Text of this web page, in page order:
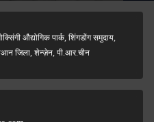
औद्योगिक पार्क, शिंगडोंग समुदाय,
जिला, शेन्ज़ेन, पी.आर.चीन